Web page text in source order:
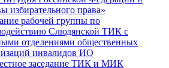
избирательного права»
рабочей группы по
Слюдянской ТИК с
отделениями общественных
инвалидов ИО
заседание ТИК и МИК